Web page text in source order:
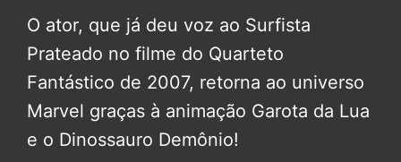
O ator, que já deu voz ao Surfista
Prateado no filme do Quarteto
Fantástico de 2007, retorna ao universo
Marvel graças à animação Garota da Lua
e o Dinossauro Demônio!